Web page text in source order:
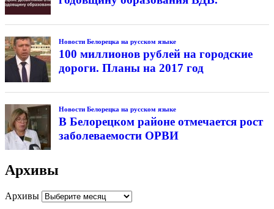
Новости Белорецка на русском языке
100 миллионов рублей на городские
дороги. Планы на 2017 год
Новости Белорецка на русском языке
В Белорецком районе отмечается рост
заболеваемости ОРВИ
Архивы
Архивы